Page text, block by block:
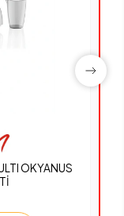
OKYANUS